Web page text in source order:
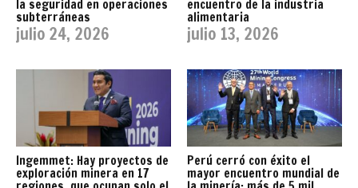
la seguridad en operaciones
subterráneas
julio 24, 2026
encuentro de la industria
alimentaria
julio 13, 2026
Ingemmet: Hay proyectos de
exploración minera en 17
Perú cerró con éxito el
mayor encuentro mundial de